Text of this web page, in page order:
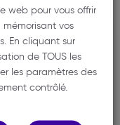
web pour vous offrir
vos
En cliquant sur
de TOUS les
les paramètres des
contrôlé.